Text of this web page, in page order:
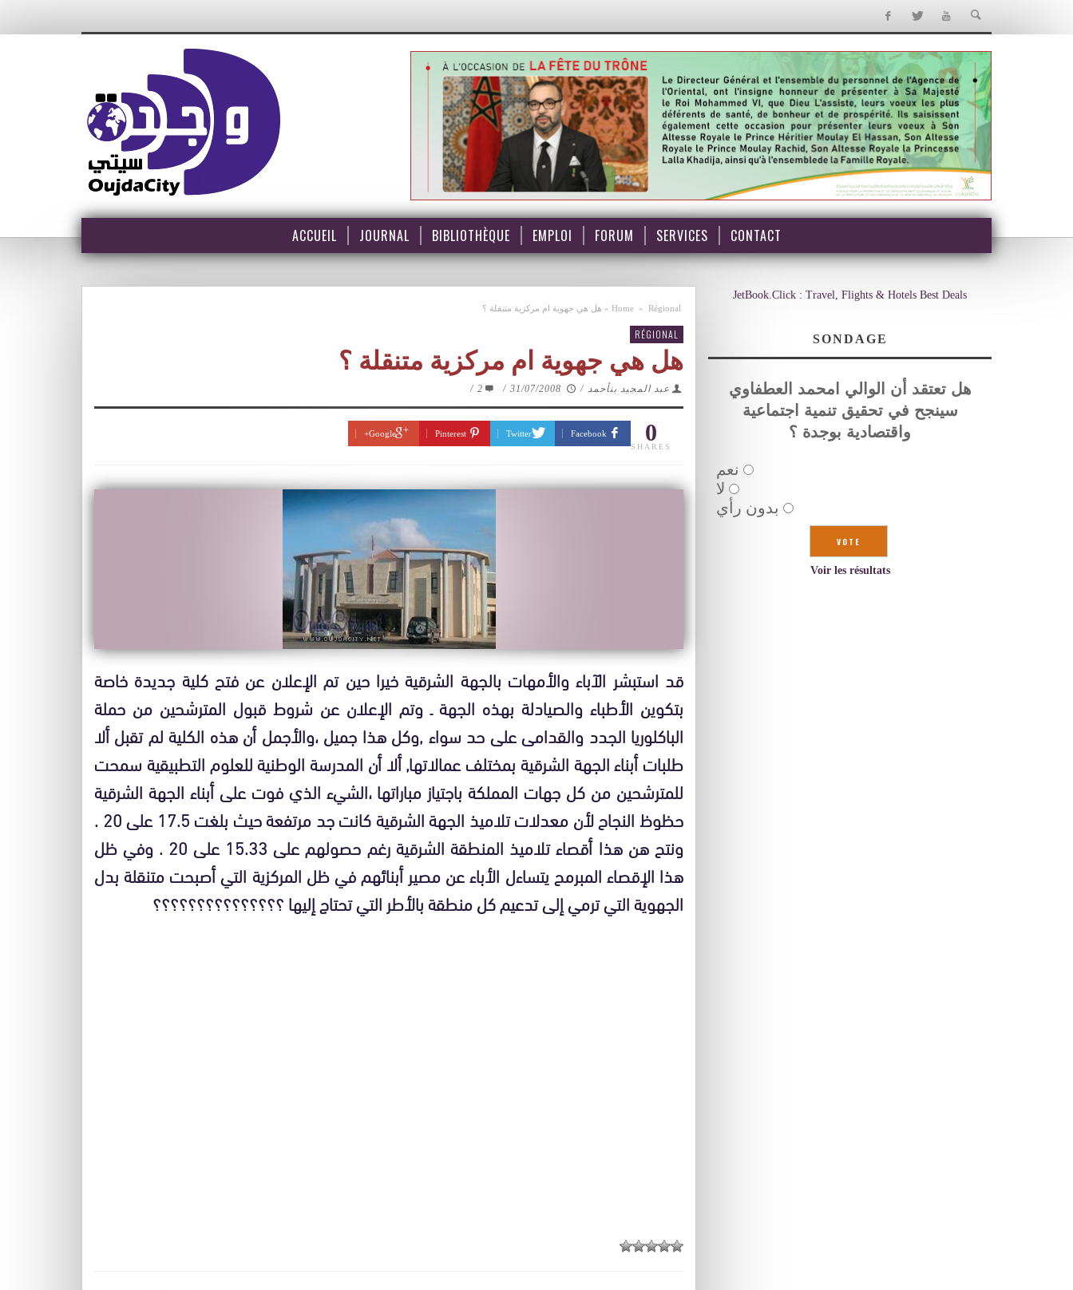
ACCUEIL JOURNAL BIBLIOTHÈQUE EMPLOI FORUM SERVICES CONTACT
Home » Régional
» هل هي جهوية ام مركزية متنقلة ؟
RÉGIONAL
هل هي جهوية ام مركزية متنقلة ؟
عبد المجيد بنأحمد /
31/07/2008
/
2
/
0
SHARES
Facebook
Twitter
Pinterest
Google+
قد استبشر الآباء والأمهات بالجهة الشرقية خيرا حين تم الإعلان عن فتح كلية جديدة خاصة
بتكوين الأطباء والصيادلة بهذه الجهة ـ وتم الإعلان عن شروط قبول المترشحين من حملة
الباكلوريا الجدد والقدامى على حد سواء ,وكل هذا جميل ،والأجمل أن هذه الكلية لم تقبل ألا
طلبات أبناء الجهة الشرقية بمختلف عمالاتها, ألا أن المدرسة الوطنية للعلوم التطبيقية سمحت
للمترشحين من كل جهات المملكة باجتياز مباراتها ،الشيء الذي فوت على أبناء الجهة الشرقية
حظوظ النجاح لأن معدلات تلاميذ الجهة الشرقية كانت جد مرتفعة حيث بلغت 17.5 على 20 .
ونتح هن هذا أقصاء تلاميذ المنطقة الشرقية رغم حصولهم على 15.33 على 20 . وفي ظل
هذا الإقصاء المبرمح يتساءل الأباء عن مصير أبنائهم في ظل المركزية التي أصبحت متنقلة بدل
الجهوية التي ترمي إلى تدعيم كل منطقة بالأطر التي تحتاج إليها ؟؟؟؟؟؟؟؟؟؟؟؟؟؟؟
JetBook.Click : Travel, Flights & Hotels Best Deals
SONDAGE
هل تعتقد أن الوالي امحمد العطفاوي
سينجح في تحقيق تنمية اجتماعية
واقتصادية بوجدة ؟
نعم
لا
بدون رأي
Voir les résultats